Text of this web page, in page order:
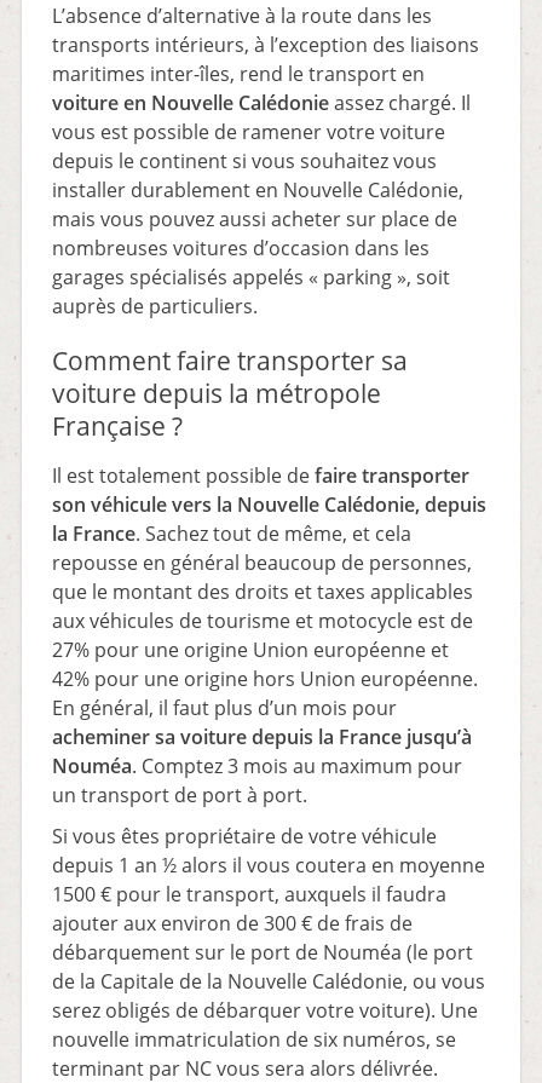
L’absence d’alternative à la route dans les
transports intérieurs, à l’exception des liaisons
maritimes inter-îles, rend le transport en
voiture en Nouvelle Calédonieassez chargé. Il
vous est possible de ramener votre voiture
depuis le continent si vous souhaitez vous
installer durablement en Nouvelle Calédonie,
mais vous pouvez aussi acheter sur place de
nombreuses voitures d’occasion dans les
garages spécialisés appelés « parking », soit
auprès de particuliers.
Comment faire transporter sa
voiture depuis la métropole
Française ?
Il est totalement possible defaire transporter
son véhicule vers la Nouvelle Calédonie, depuis
la France. Sachez tout de même, et cela
repousse en général beaucoup de personnes,
que le montant des droits et taxes applicables
aux véhicules de tourisme et motocycle est de
27% pour une origine Union européenne et
42% pour une origine hors Union européenne.
En général, il faut plus d’un mois pour
acheminer sa voiture depuis la France jusqu’à
Nouméa. Comptez 3 mois au maximum pour
un transport de port à port.
Si vous êtes propriétaire de votre véhicule
depuis 1 an ½ alors il vous coutera en moyenne
1500 € pour le transport, auxquels il faudra
ajouter aux environ de 300 € de frais de
débarquement sur le port de Nouméa (le port
de la Capitale de la Nouvelle Calédonie, ou vous
serez obligés de débarquer votre voiture). Une
nouvelle immatriculation de six numéros, se
terminant par NC vous sera alors délivrée.